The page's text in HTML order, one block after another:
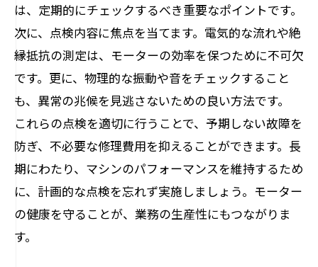
は、定期的にチェックするべき重要なポイントです。
次に、点検内容に焦点を当てます。電気的な流れや絶
縁抵抗の測定は、モーターの効率を保つために不可欠
です。更に、物理的な振動や音をチェックすること
も、異常の兆候を見逃さないための良い方法です。
これらの点検を適切に行うことで、予期しない故障を
防ぎ、不必要な修理費用を抑えることができます。長
期にわたり、マシンのパフォーマンスを維持するため
に、計画的な点検を忘れず実施しましょう。モーター
の健康を守ることが、業務の生産性にもつながりま
す。